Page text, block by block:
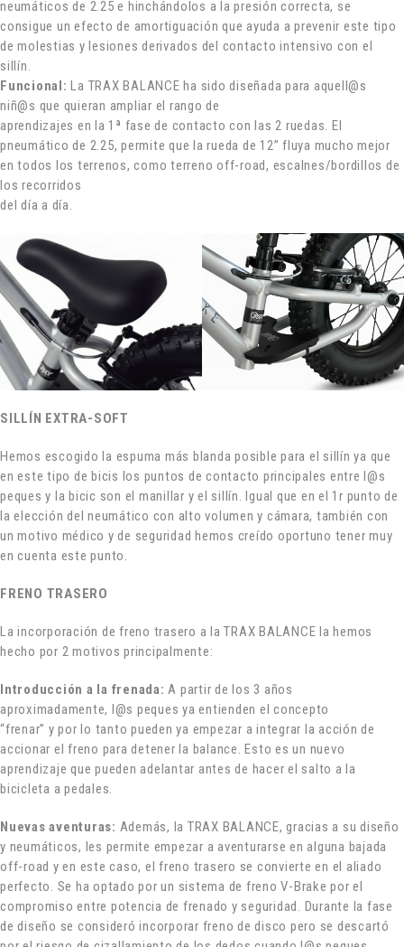
neumáticos de 2.25 e hinchándolos a la presión correcta, se
consigue un efecto de amortiguación que ayuda a prevenir este tipo
de molestias y lesiones derivados del contacto intensivo con el
sillín.
Funcional: La TRAX BALANCE ha sido diseñada para aquell@s
niñ@s que quieran ampliar el rango de
aprendizajes en la 1ª fase de contacto con las 2 ruedas. El
pneumático de 2.25, permite que la rueda de 12” fluya mucho mejor
en todos los terrenos, como terreno off-road, escalnes/bordillos de
los recorridos
del día a día.
SILLÍN EXTRA-SOFT
Hemos escogido la espuma más blanda posible para el sillín ya que
en este tipo de bicis los puntos de contacto principales entre l@s
peques y la bicic son el manillar y el sillín. Igual que en el 1r punto de
la elección del neumático con alto volumen y cámara, también con
un motivo médico y de seguridad hemos creído oportuno tener muy
en cuenta este punto.
FRENO TRASERO
La incorporación de freno trasero a la TRAX BALANCE la hemos
hecho por 2 motivos principalmente:
Introducción a la frenada:A partir de los 3 años
aproximadamente, l@s peques ya entienden el concepto
“frenar” y por lo tanto pueden ya empezar a integrar la acción de
accionar el freno para detener la balance. Esto es un nuevo
aprendizaje que pueden adelantar antes de hacer el salto a la
bicicleta a pedales.
Nuevas aventuras: Además, la TRAX BALANCE, gracias a su diseño
y neumáticos, les permite empezar a aventurarse en alguna bajada
off-road y en este caso, el freno trasero se convierte en el aliado
perfecto. Se ha optado por un sistema de freno V-Brake por el
compromiso entre potencia de frenado y seguridad. Durante la fase
de diseño se consideró incorporar freno de disco pero se descartó